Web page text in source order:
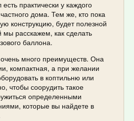
практически у каждого
дома. Тем же, кто пока
конструкцию, будет полезной
мы расскажем, как сделать
баллона.
очень много преимуществ. Она
компактная, а при желании
в коптильню или
чтобы соорудить такое
определенными
которые вы найдете в